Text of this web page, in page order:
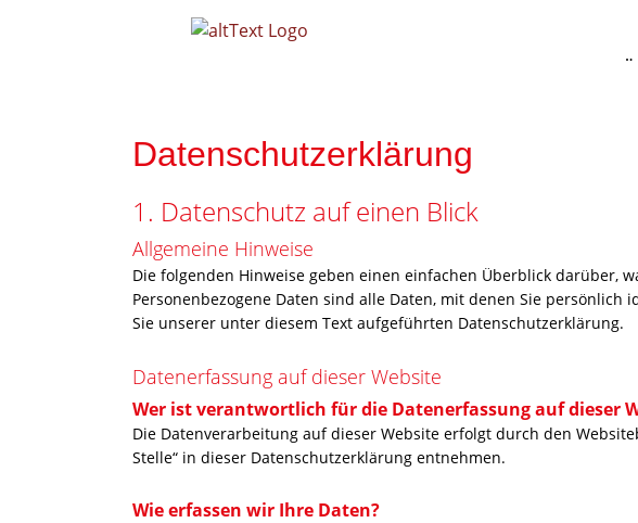
Datenschutzerklärung
1. Datenschutz auf einen Blick
Allgemeine Hinweise
Die folgenden Hinweise geben einen einfachen Überblick darüber,
Personenbezogene Daten sind alle Daten, mit denen Sie
Sie unserer unter diesem Text aufgeführten Datenschutzerklärung.
Datenerfassung auf dieser Website
Wer ist verantwortlich für die Datenerfassung auf dieser
Die Datenverarbeitung auf dieser Website erfolgt durch den
Stelle“ in dieser Datenschutzerklärung entnehmen.
Wie erfassen wir Ihre Daten?